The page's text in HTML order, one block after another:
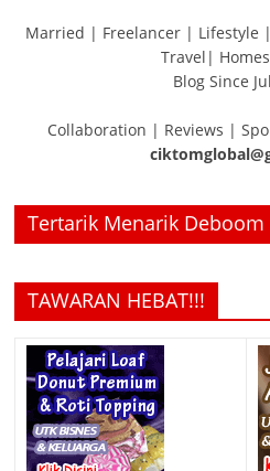
Married | Freelancer | Lifestyle
Travel|
Blog Since
Collaboration | Reviews |
Tertarik Menarik Deboom
TAWARAN HEBAT!!!